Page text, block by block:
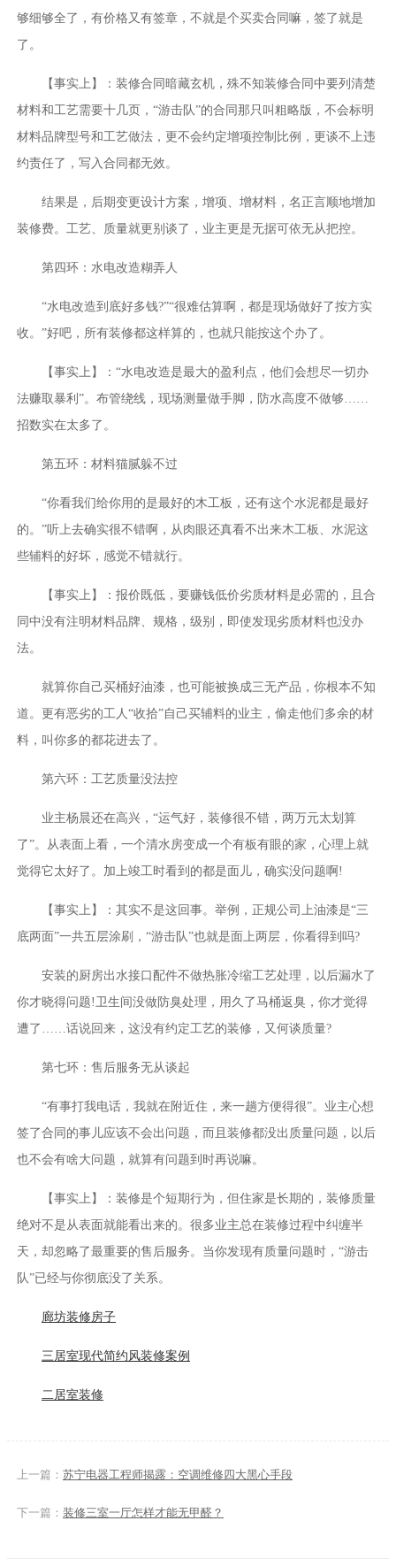
够细够全了，有价格又有签章，不就是个买卖合同嘛，签了就是
了。
【事实上】：装修合同暗藏玄机，殊不知装修合同中要列清楚
材料和工艺需要十几页，“游击队”的合同那只叫粗略版，不会标明
材料品牌型号和工艺做法，更不会约定增项控制比例，更谈不上违
约责任了，写入合同都无效。
结果是，后期变更设计方案，增项、增材料，名正言顺地增加
装修费。工艺、质量就更别谈了，业主更是无据可依无从把控。
第四环：水电改造糊弄人
“水电改造到底好多钱?”“很难估算啊，都是现场做好了按方实
收。”好吧，所有装修都这样算的，也就只能按这个办了。
【事实上】：“水电改造是最大的盈利点，他们会想尽一切办
法赚取暴利”。布管绕线，现场测量做手脚，防水高度不做够……
招数实在太多了。
第五环：材料猫腻躲不过
“你看我们给你用的是最好的木工板，还有这个水泥都是最好
的。”听上去确实很不错啊，从肉眼还真看不出来木工板、水泥这
些辅料的好坏，感觉不错就行。
【事实上】：报价既低，要赚钱低价劣质材料是必需的，且合
同中没有注明材料品牌、规格，级别，即使发现劣质材料也没办
法。
就算你自己买桶好油漆，也可能被换成三无产品，你根本不知
道。更有恶劣的工人“收拾”自己买辅料的业主，偷走他们多余的材
料，叫你多的都花进去了。
第六环：工艺质量没法控
业主杨晨还在高兴，“运气好，装修很不错，两万元太划算
了”。从表面上看，一个清水房变成一个有板有眼的家，心理上就
觉得它太好了。加上竣工时看到的都是面儿，确实没问题啊!
【事实上】：其实不是这回事。举例，正规公司上油漆是“三
底两面”一共五层涂刷，“游击队”也就是面上两层，你看得到吗?
安装的厨房出水接口配件不做热胀冷缩工艺处理，以后漏水了
你才晓得问题!卫生间没做防臭处理，用久了马桶返臭，你才觉得
遭了……话说回来，这没有约定工艺的装修，又何谈质量?
第七环：售后服务无从谈起
“有事打我电话，我就在附近住，来一趟方便得很”。业主心想
签了合同的事儿应该不会出问题，而且装修都没出质量问题，以后
也不会有啥大问题，就算有问题到时再说嘛。
【事实上】：装修是个短期行为，但住家是长期的，装修质量
绝对不是从表面就能看出来的。很多业主总在装修过程中纠缠半
天，却忽略了最重要的售后服务。当你发现有质量问题时，“游击
队”已经与你彻底没了关系。
廊坊装修房子
三居室现代简约风装修案例
二居室装修
上一篇： 苏宁电器工程师揭露：空调维修四大黑心手段
下一篇： 装修三室一厅怎样才能无甲醛？